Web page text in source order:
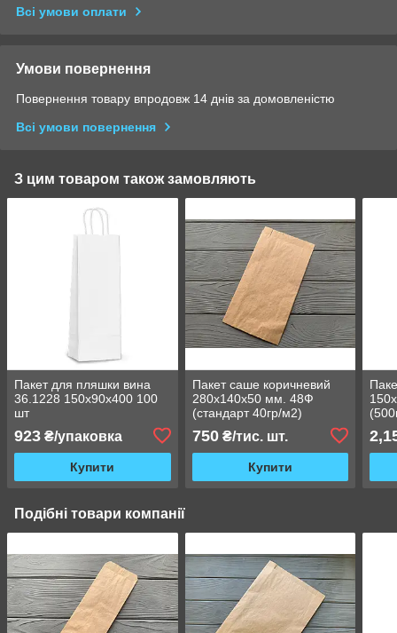
Всі умови оплати
Умови повернення
Повернення товару впродовж 14 днів за домовленістю
Всі умови повернення
З цим товаром також замовляють
Пакет для пляшки вина
36.1228 150х90х400 100
шт
923 ₴/упаковка
Купити
Пакет саше коричневий
280х140х50 мм. 48Ф
(стандарт 40гр/м2)
750₴/тис. шт.
Купити
Подібні товари компанії